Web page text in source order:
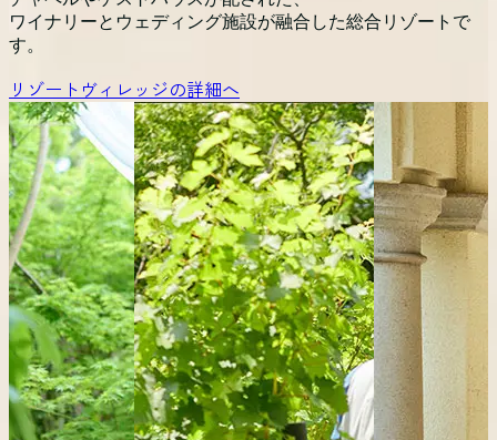
ワイナリーとウェディング施設が融合した総合リゾートで
す。
リゾートヴィレッジの詳細へ